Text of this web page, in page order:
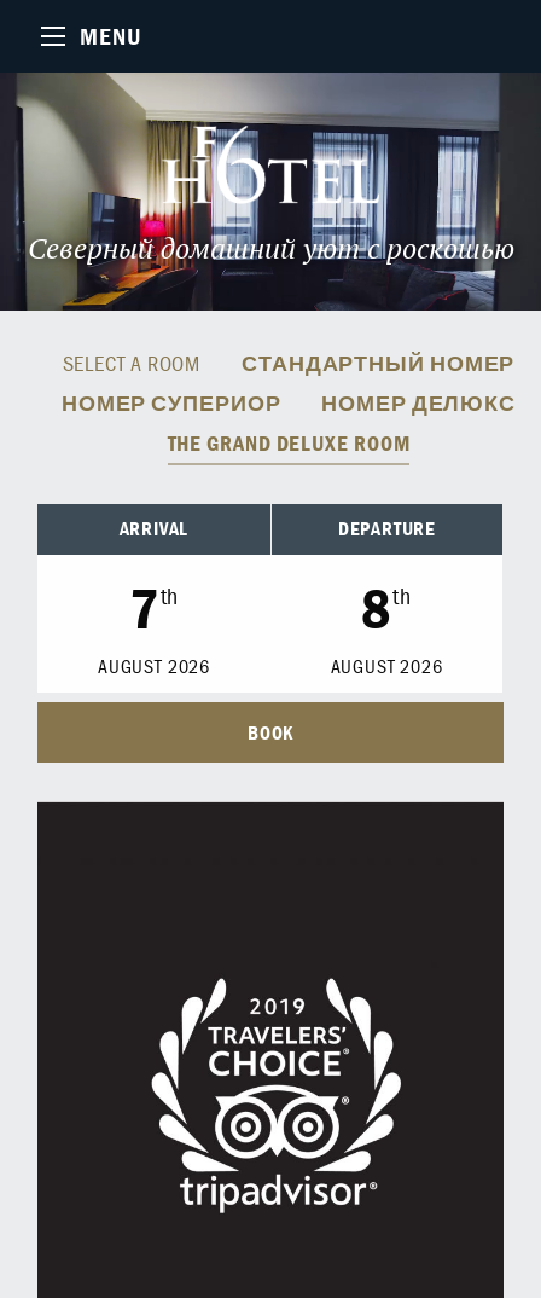
MENU
Северный домашний уют с роскошью
SELECT A ROOM
СТАНДАРТНЫЙ НОМЕР
НОМЕР СУПЕРИОР
НОМЕР ДЕЛЮКС
THE GRAND DELUXE ROOM
ARRIVAL DEPARTURE
7th
AUGUST 2026
8th
AUGUST 2026
BOOK